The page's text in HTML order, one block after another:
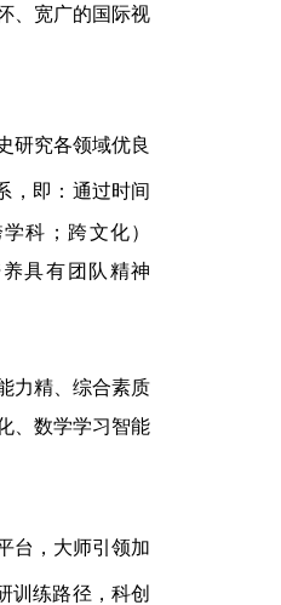
、宽广的国际视
研究各领域优良
，即：通过时间
科；跨文化）
具有团队精神
力精、综合素质
、数学学习智能
台，大师引领加
训练路径，科创